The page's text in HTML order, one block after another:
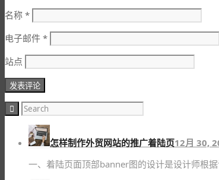
名称 *
电子邮件 *
站点
怎样制作外贸网站的推广着陆页12月 30,
一、着陆页面顶部banner图的设计是设计师根